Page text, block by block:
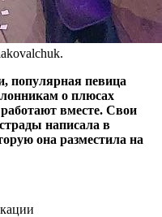
популярная певица
о плюсах
вместе. Свои
написала в
она разместила на